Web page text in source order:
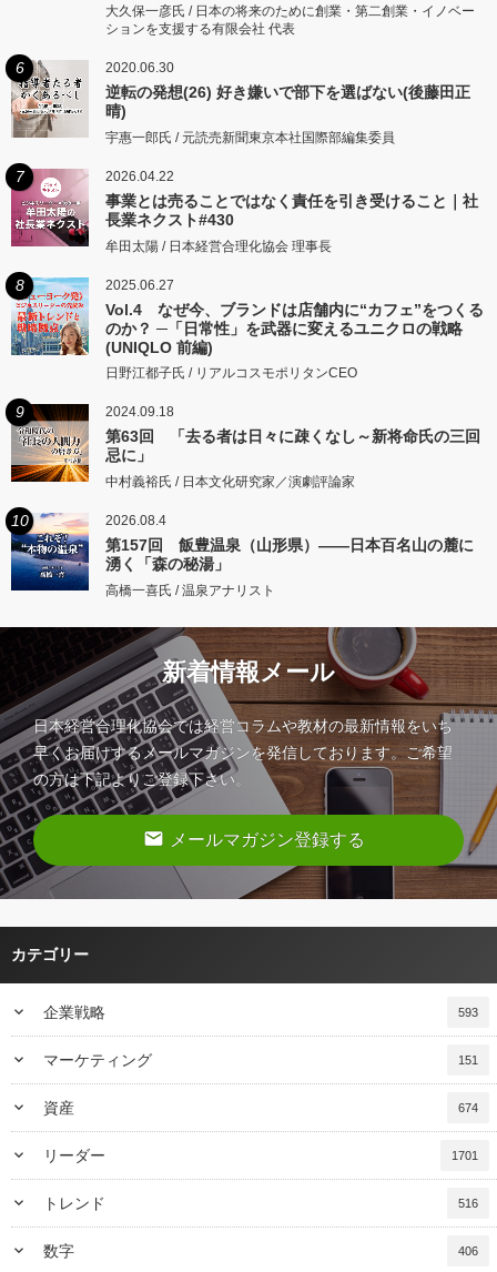
大久保一彦氏 / 日本の将来のために創業・第二創業・イノベー
ションを支援する有限会社 代表
6 2020.06.30
逆転の発想(26) 好き嫌いで部下を選ばない(後藤田正
晴)
宇惠一郎氏 / 元読売新聞東京本社国際部編集委員
7 2026.04.22
事業とは売ることではなく責任を引き受けること｜社
長業ネクスト#430
牟田太陽 / 日本経営合理化協会 理事長
8 2025.06.27
Vol.4 なぜ今、ブランドは店舗内に“カフェ”をつくる
のか？ ─「日常性」を武器に変えるユニクロの戦略
(UNIQLO 前編)
日野江都子氏 / リアルコスモポリタンCEO
9 2024.09.18
第63回 「去る者は日々に疎くなし～新将命氏の三回
忌に」
中村義裕氏 / 日本文化研究家／演劇評論家
10 2026.08.4
第157回 飯豊温泉（山形県）――日本百名山の麓に
湧く「森の秘湯」
高橋一喜氏 / 温泉アナリスト
新着情報メール
日本経営合理化協会では経営コラムや教材の最新情報をいち
早くお届けするメールマガジンを発信しております。ご希望
の方は下記よりご登録下さい。
email メールマガジン登録する
カテゴリー
keyboard_arrow_down 企業戦略 593
keyboard_arrow_down マーケティング 151
keyboard_arrow_down 資産 674
keyboard_arrow_down リーダー 1701
keyboard_arrow_down トレンド 516
keyboard_arrow_down 数字 406